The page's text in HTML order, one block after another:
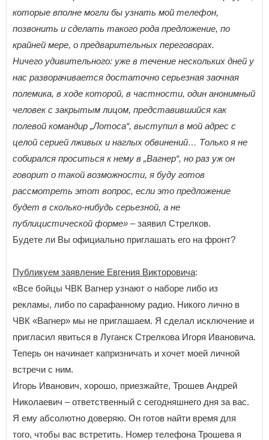
которые вполне могли бы узнать мой телефон,
позвонить и сделать такого рода предложение, по
крайней мере, о предварительных переговорах.
Ничего удивительного: уже в течение нескольких дней у
нас разворачивается достаточно серьезная заочная
полемика, в ходе которой, в частности, один анонимный
человек с закрытым лицом, представившийся как
полевой командир „Лотоса“, выступил в мой адрес с
целой серией лживых и наглых обвинений… Только я не
собирался проситься к нему в „Вагнер“, но раз уж он
говорит о такой возможности, я буду готов
рассмотреть этот вопрос, если это предложение
будет в сколько-нибудь серьезной, а не
публицистической форме» – заявил Стрелков.
Будете ли Вы официально приглашать его на фронт?
Публикуем заявление Евгения Викторовича:
«Все бойцы ЧВК Вагнер узнают о наборе либо из
рекламы, либо по сарафанному радио. Никого лично в
ЧВК «Вагнер» мы не приглашаем. Я сделал исключение и
пригласил явиться в Луганск Стрелкова Игоря Ивановича.
Теперь он начинает капризничать и хочет моей личной
встречи с ним.
Игорь Иванович, хорошо, приезжайте, Трошев Андрей
Николаевич – ответственный с сегодняшнего дня за вас.
Я ему абсолютно доверяю. Он готов найти время для
того, чтобы вас встретить. Номер телефона Трошева я